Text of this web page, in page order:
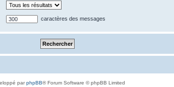
caractères des messages
parphpBB® Forum Software © phpBB Limited